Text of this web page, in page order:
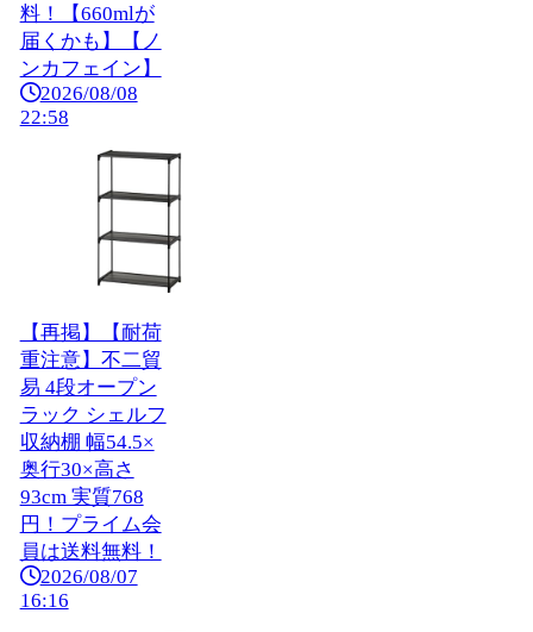
料！【660mlが
届くかも】【ノ
ンカフェイン】
2026/08/08
22:58
【再掲】【耐荷
重注意】不二貿
易 4段オープン
ラック シェルフ
収納棚 幅54.5×
奥行30×高さ
93cm 実質768
円！プライム会
員は送料無料！
2026/08/07
16:16